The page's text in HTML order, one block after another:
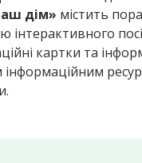
дім» містить
інтерактивного
картки та
інформаційним